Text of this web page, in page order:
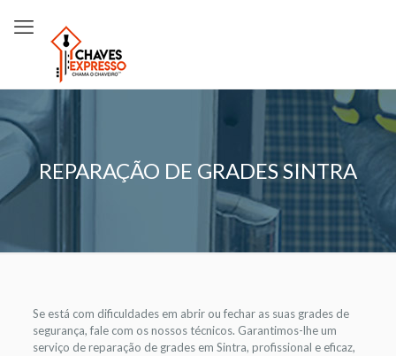
REPARAÇÃO DE GRADES SINTRA
Se está com dificuldades em abrir ou fechar as suas grades de
segurança, fale com os nossos técnicos. Garantimos-lhe um
serviço de reparação de grades em Sintra, profissional e eficaz,